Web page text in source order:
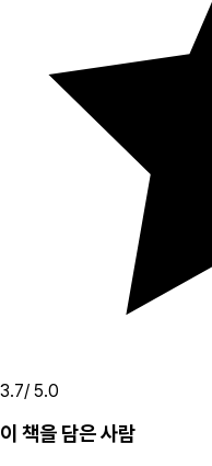
3.7/ 5.0
이 책을 담은 사람